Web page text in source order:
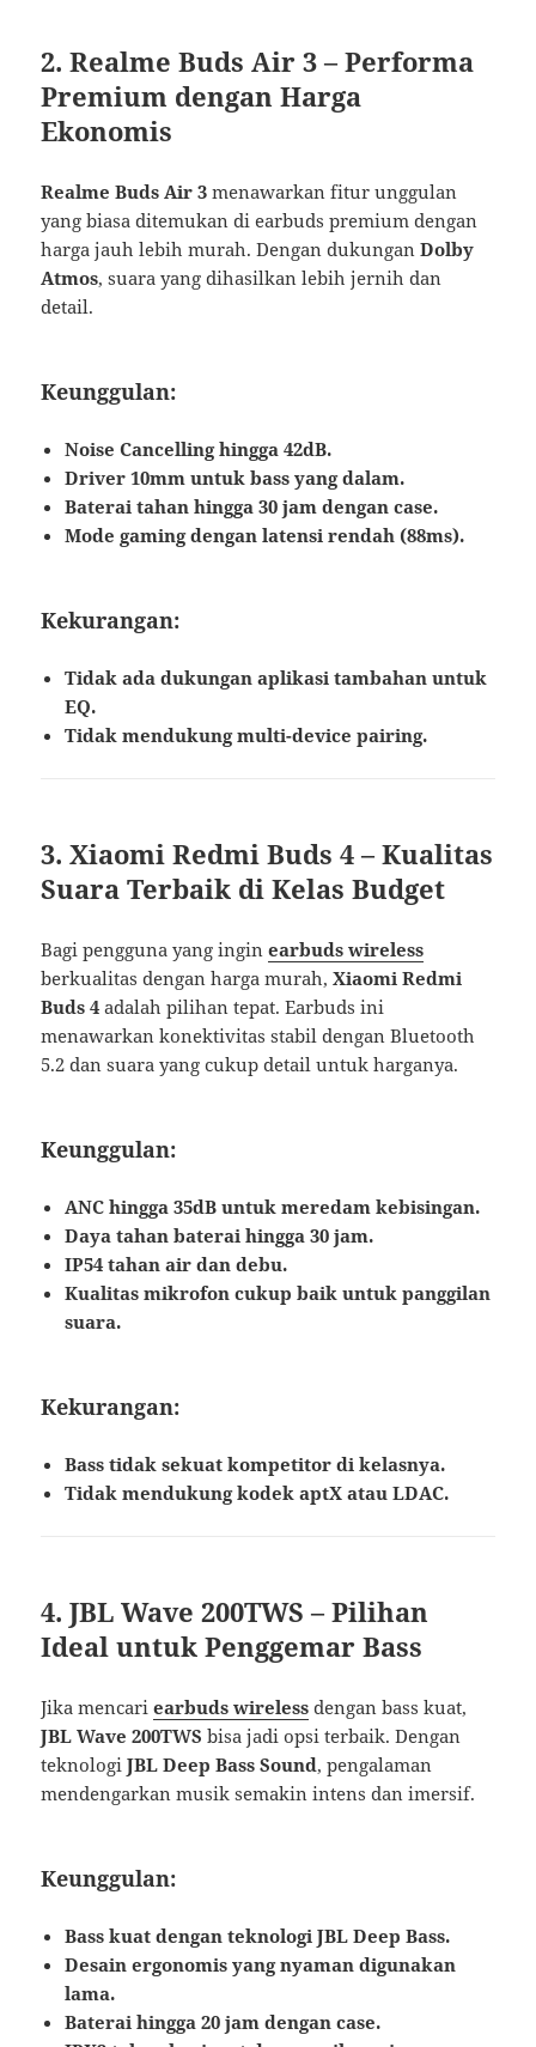
2. Realme Buds Air 3 – Performa
Premium dengan Harga
Ekonomis
Realme Buds Air 3 menawarkan fitur unggulan
yang biasa ditemukan di earbuds premium dengan
harga jauh lebih murah. Dengan dukunganDolby
Atmos, suara yang dihasilkan lebih jernih dan
detail.
Keunggulan:
Noise Cancelling hingga 42dB.
Driver 10mm untuk bass yang dalam.
Baterai tahan hingga 30 jam dengan case.
Mode gaming dengan latensi rendah (88ms).
Kekurangan:
Tidak ada dukungan aplikasi tambahan untuk
EQ.
Tidak mendukung multi-device pairing.
3. Xiaomi Redmi Buds 4 – Kualitas
Suara Terbaik di Kelas Budget
Bagi pengguna yang inginearbuds wireless
berkualitas dengan harga murah,Xiaomi Redmi
Buds 4 adalah pilihan tepat. Earbuds ini
menawarkan konektivitas stabil dengan Bluetooth
5.2 dan suara yang cukup detail untuk harganya.
Keunggulan:
ANC hingga 35dB untuk meredam kebisingan.
Daya tahan baterai hingga 30 jam.
IP54 tahan air dan debu.
Kualitas mikrofon cukup baik untuk panggilan
suara.
Kekurangan:
Bass tidak sekuat kompetitor di kelasnya.
Tidak mendukung kodek aptX atau LDAC.
4. JBL Wave 200TWS – Pilihan
Ideal untuk Penggemar Bass
Jika mencariearbuds wireless dengan bass kuat,
JBL Wave 200TWS bisa jadi opsi terbaik. Dengan
teknologiJBL Deep Bass Sound, pengalaman
mendengarkan musik semakin intens dan imersif.
Keunggulan:
Bass kuat dengan teknologi JBL Deep Bass.
Desain ergonomis yang nyaman digunakan
lama.
Baterai hingga 20 jam dengan case.